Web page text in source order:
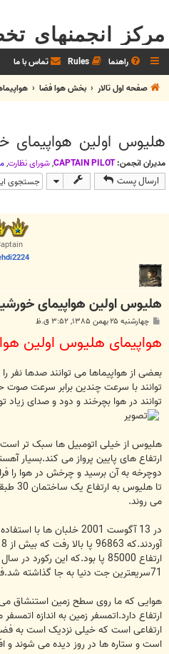
مرکز انجمنهای
راهنما Rules تماس با ما
صفحه اول تالار
بخش هوا فضا
هلیوس اولین هواپیمای
مدیران انجمن: CAPTAIN PILOT
,شوراي نظارت,
ارسال پست
هلیوس اولین هواپیمای
س
ت
چهارشنبه ۲۵ بهمن ۱۳۸۵, ۳:۵۲ ق.ظ
هواپیمای هلیوس اولین
بعضی از هواپیماها می توانند صدها نفر
توانند با سرعت چندین برابر سرعت صوت
توانند در هوا بچرخند و دود و صدای زیاد
هلیوس از خیلی اتومبیل ها سبک تر
ارتفاع های پایین پرواز می کند.بسیار
دوچرخه به آن برسید و چرخش در هوا
تا
می روند.
در 13 آگوست 2001 خلبان
71سریعترین جت دنیا به جا گذاشته شد.فقط موشک ها بالاتر رفته اند.
ارتفاع دارد.اتمسفر زمین به اندازه
ارتفاعی است که خیلی نزدیک است به
است و ستاره ها در روز دیده می شوند